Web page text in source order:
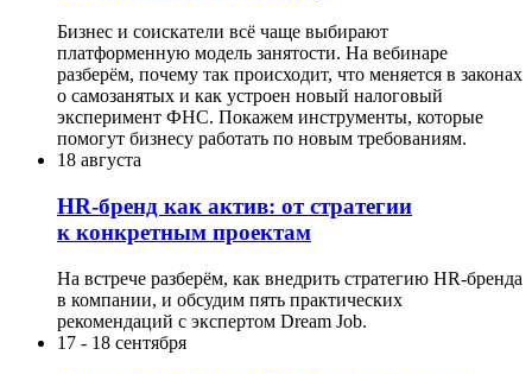
Бизнес и соискатели всё чаще выбирают
платформенную модель занятости. На вебинаре
разберём, почему так происходит, что меняется в законах
о самозанятых и как устроен новый налоговый
эксперимент ФНС. Покажем инструменты, которые
помогут бизнесу работать по новым требованиям.
18 августа
HR-бренд как актив: от стратегии
к конкретным проектам
На встрече разберём, как внедрить стратегию HR-бренда
в компании, и обсудим пять практических
рекомендаций с экспертом Dream Job.
17 - 18 сентября